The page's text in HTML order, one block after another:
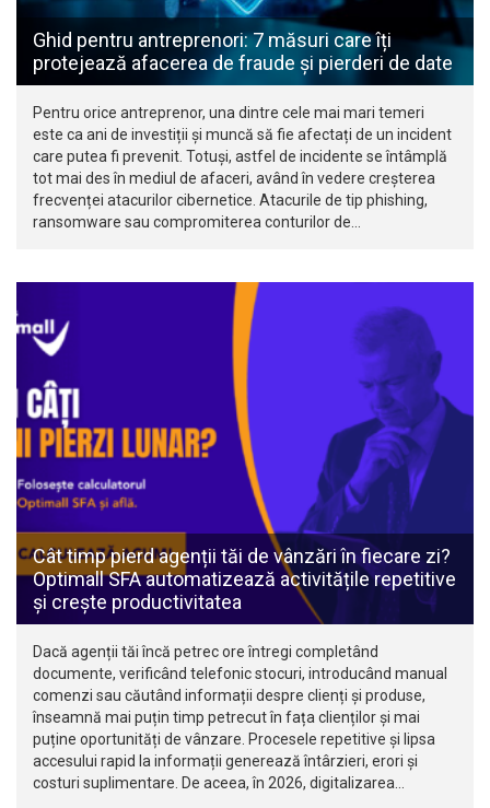
Ghid pentru antreprenori: 7 măsuri care îți
protejează afacerea de fraude și pierderi de date
Pentru orice antreprenor, una dintre cele mai mari temeri
este ca ani de investiții și muncă să fie afectați de un incident
care putea fi prevenit. Totuși, astfel de incidente se întâmplă
tot mai des în mediul de afaceri, având în vedere creșterea
frecvenței atacurilor cibernetice. Atacurile de tip phishing,
ransomware sau compromiterea conturilor de…
Cât timp pierd agenții tăi de vânzări în fiecare zi?
Optimall SFA automatizează activitățile repetitive
și crește productivitatea
Dacă agenții tăi încă petrec ore întregi completând
documente, verificând telefonic stocuri, introducând manual
comenzi sau căutând informații despre clienți și produse,
înseamnă mai puțin timp petrecut în fața clienților și mai
puține oportunități de vânzare. Procesele repetitive și lipsa
accesului rapid la informații generează întârzieri, erori și
costuri suplimentare. De aceea, în 2026, digitalizarea…